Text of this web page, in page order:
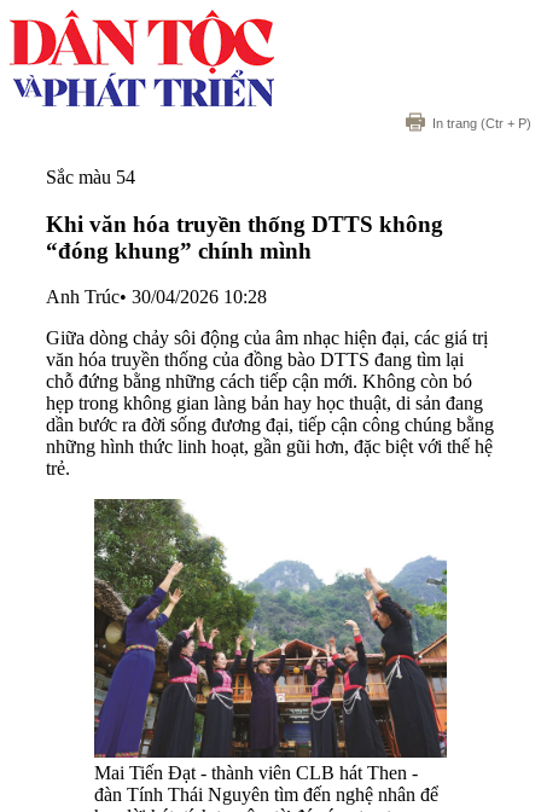
In trang (Ctr + P)
Sắc màu 54
Khi văn hóa truyền thống DTTS không
“đóng khung” chính mình
Anh Trúc• 30/04/2026 10:28
Giữa dòng chảy sôi động của âm nhạc hiện đại, các giá trị
văn hóa truyền thống của đồng bào DTTS đang tìm lại
chỗ đứng bằng những cách tiếp cận mới. Không còn bó
hẹp trong không gian làng bản hay học thuật, di sản đang
dần bước ra đời sống đương đại, tiếp cận công chúng bằng
những hình thức linh hoạt, gần gũi hơn, đặc biệt với thế hệ
trẻ.
Mai Tiến Đạt - thành viên CLB hát Then -
đàn Tính Thái Nguyên tìm đến nghệ nhân để